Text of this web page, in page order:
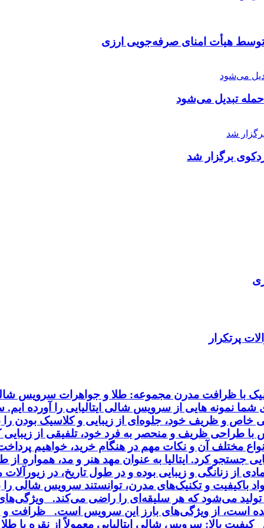
هیأت امنای صرفه‌جویی ارزی
حمله تبدیل می‌شود
برگزار شد
پرتکرار
با ظرافت مدرن مجموعه: طلا و جواهرات سرویس
شما نمونه هایی از سرویس شالی ایتالیایی را آورده
و ظریف خود، جلوه‌ای از زیبایی و کلاسیک بودن را
طراحی ظریف و منحصر به فرد خود، تلفیقی از زیبایی
مختلف آن و نکات مهم در هنگام خرید، خواهیم
جستجو کرد. ایتالیا به عنوان مهد هنر و مد، همواره
از زنانگی و زیبایی بوده و در طول تاریخ، در
باکیفیت و تکنیک‌های مدرن، توانستند سرویس شالی
تولید می‌شود که هر سلیقه‌ای را راضی می‌کند.
است، از ویژگی‌های بارز این سرویس است. ظرافت و
بالا: سرویس شالی ایتالیایی معمولاً از نقره یا